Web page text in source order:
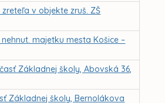
v objekte zruš. ZŠ
majetku mesta Košice –
Základnej školy, Abovská 36,
Základnej školy, Bernolákova